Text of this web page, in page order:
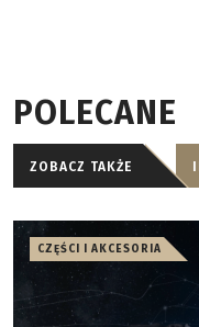
POLECANE
ZOBACZ TAKŻE
CZĘŚCI I AKCESORIA